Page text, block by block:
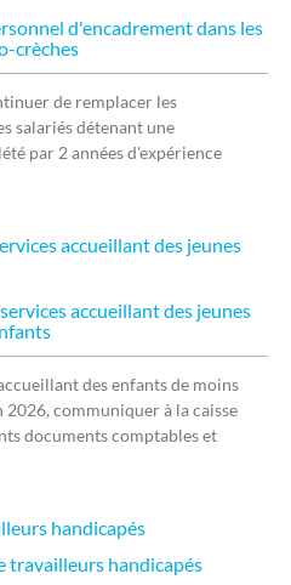
d'encadrement dans les
crèches
de remplacer les
salariés détenant une
par 2 années d'expérience
accueillant des jeunes
des enfants de moins
communiquer à la caisse
documents comptables et
travailleurs handicapés